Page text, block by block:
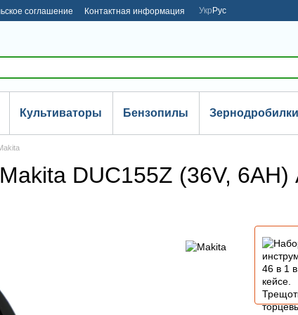
соглашение Контактная информация Укр Рус
Культиваторы Бензопилы Зернодробилки
DUC155Z (36V,